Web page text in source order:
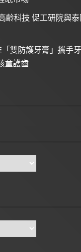
齡科技 促工研院與
雙防護牙膏」攜手
童護齒